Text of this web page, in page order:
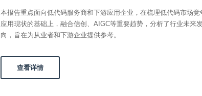
本报告重点面向低代码服务商和下游应用企业，在梳理低代码市场竞
应用现状的基础上，融合信创、AIGC等重要趋势，分析了行业未来
向，旨在为从业者和下游企业提供参考。
查看详情